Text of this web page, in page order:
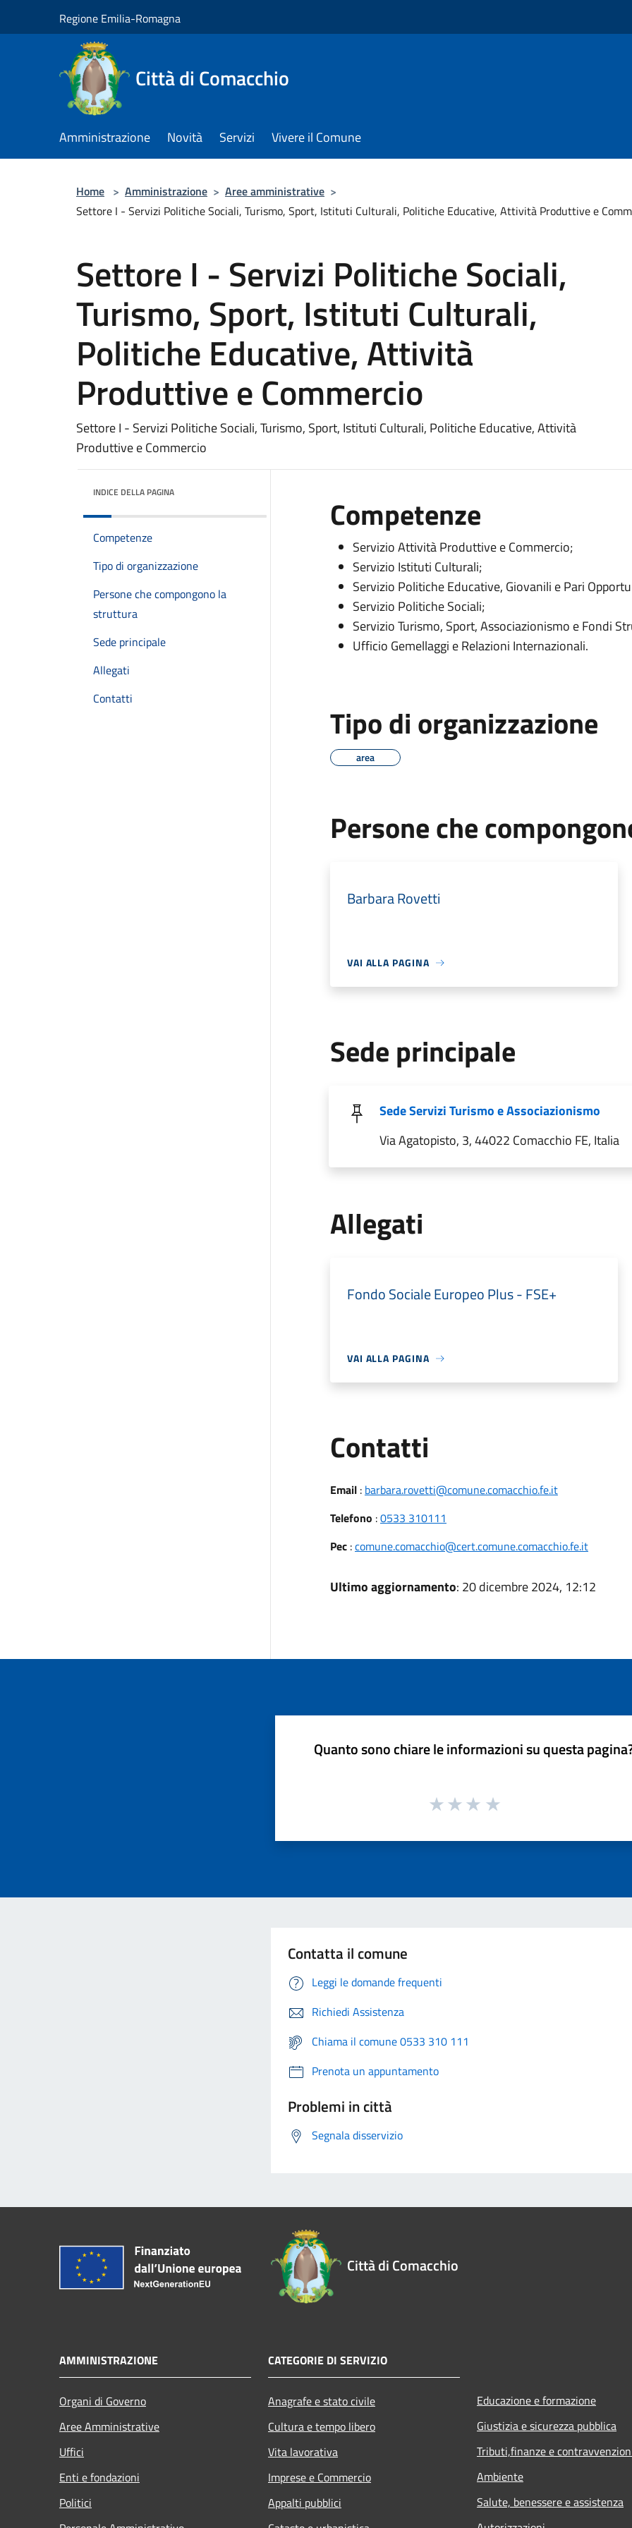
Regione Emilia-Romagna
Città di Comacchio
Amministrazione Novità Servizi Vivere il Comune
Home > Amministrazione > Aree amministrative >
Settore I - Servizi Politiche Sociali, Turismo, Sport, Istituti Culturali, Politiche Educative, Attività Produttive e
Settore I - Servizi Politiche Sociali,
Turismo, Sport, Istituti Culturali,
Politiche Educative, Attività
Produttive e Commercio
Settore I - Servizi Politiche Sociali, Turismo, Sport, Istituti Culturali, Politiche Educative, Attività
Produttive e Commercio
INDICE DELLA PAGINA
Competenze
Tipo di organizzazione
Persone che compongono la
struttura
Sede principale
Allegati
Contatti
Competenze
Servizio Attività Produttive e Commercio;
Servizio Istituti Culturali;
Servizio Politiche Educative, Giovanili e Pari
Servizio Politiche Sociali;
Servizio Turismo, Sport, Associazionismo e Fondi
Ufficio Gemellaggi e Relazioni Internazionali.
Tipo di organizzazione
area
Persone che
Barbara Rovetti
VAI ALLA PAGINA
Sede principale
Sede Servizi Turismo e Associazionismo
Via Agatopisto, 3, 44022 Comacchio FE, Italia
Allegati
Fondo Sociale Europeo Plus - FSE+
VAI ALLA PAGINA
Contatti
Email: barbara.rovetti@comune.comacchio.fe.it
Telefono :0533 310111
Pec:comune.comacchio@cert.comune.comacchio.fe.it
Ultimo aggiornamento: 20 dicembre 2024, 12:12
Quanto sono chiare le informazioni su questa
Contatta il comune
Leggi le domande frequenti
Richiedi Assistenza
Chiama il comune 0533 310 111
Prenota un appuntamento
Problemi in città
Segnala disservizio
Città di Comacchio
AMMINISTRAZIONE
Organi di Governo
Aree Amministrative
Uffici
Enti e fondazioni
Politici
CATEGORIE DI SERVIZIO
Anagrafe e stato civile
Cultura e tempo libero
Vita lavorativa
Imprese e Commercio
Appalti pubblici
Educazione e formazione
Giustizia e sicurezza pubblica
Tributi,finanze e
Ambiente
Salute, benessere e assistenza